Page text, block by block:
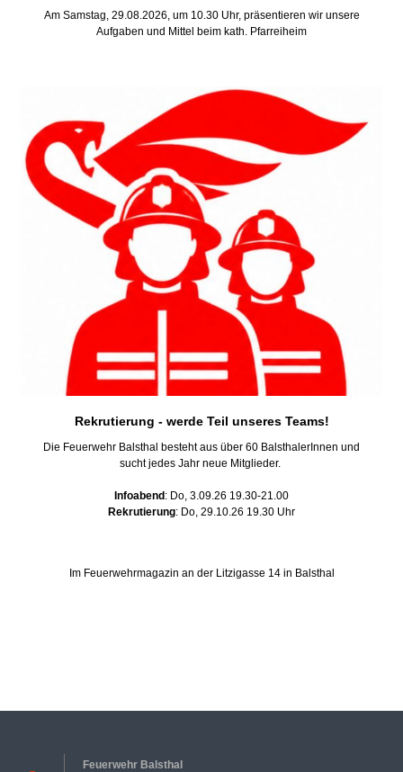
Am Samstag, 29.08.2026, um 10.30 Uhr, präsentieren wir unsere
Aufgaben und Mittel beim kath. Pfarreiheim
Rekrutierung - werde Teil unseres Teams!
Die Feuerwehr Balsthal besteht aus über 60 BalsthalerInnen und
sucht jedes Jahr neue Mitglieder.
Infoabend : Do, 3.09.26 19.30-21.00
Rekrutierung: Do, 29.10.26 19.30 Uhr
Im Feuerwehrmagazin an der Litzigasse 14 in Balsthal
Feuerwehr Balsthal